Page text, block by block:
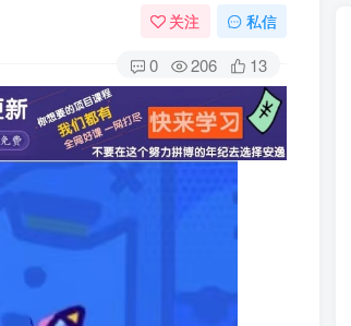
关注 私信
0 206 13